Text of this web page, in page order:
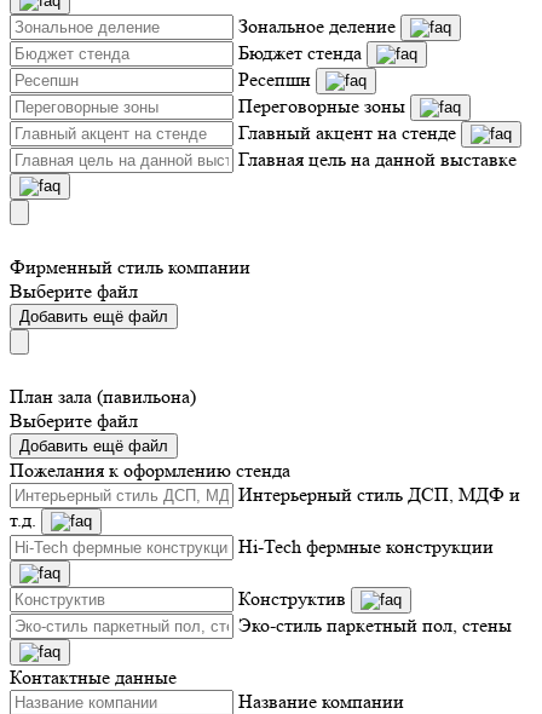
Зональное деление
Бюджет стенда
Ресепшн
Переговорные зоны
Главный акцент на стенде
Главная цель на данной выставке
Фирменный стиль компании
Выберите файл
Добавить ещё файл
План зала (павильона)
Выберите файл
Добавить ещё файл
Пожелания к оформлению стенда
Интерьерный стиль ДСП, МДФ и
т.д.
Hi-Tech фермные конструкции
Конструктив
Эко-стиль паркетный пол, стены
Контактные данные
Название компании